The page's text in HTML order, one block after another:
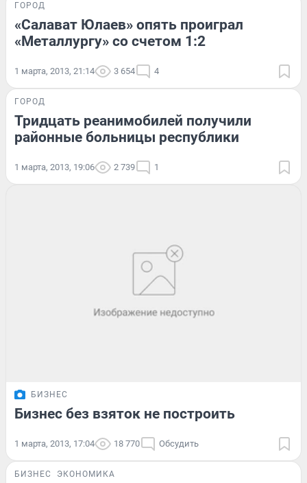
ГОРОД
«Салават Юлаев» опять проиграл
«Металлургу» со счетом 1:2
1 марта, 2013, 21:14 3 654 4
ГОРОД
Тридцать реанимобилей получили
районные больницы республики
1 марта, 2013, 19:06 2 739 1
БИЗНЕС
Бизнес без взяток не построить
1 марта, 2013, 17:04 18 770 Обсудить
БИЗНЕС ЭКОНОМИКА